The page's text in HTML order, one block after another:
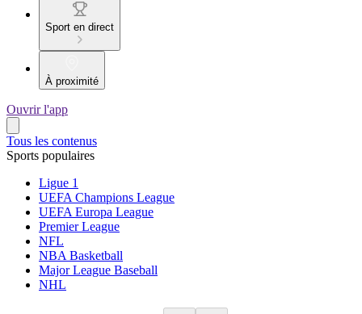
Sport en direct
À proximité
Ouvrir l'app
Tous les contenus
Sports populaires
Ligue 1
UEFA Champions League
UEFA Europa League
Premier League
NFL
NBA Basketball
Major League Baseball
NHL